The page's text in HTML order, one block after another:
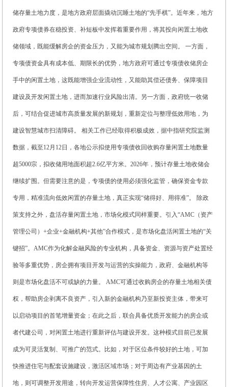
储存量土地力度，是地方政府层面撬动沉睡土地的“先手棋”。近年来，地方
政府专项债券在稳投资、补短板中发挥着重要作用，将其投向闲置土地收
储领域，既能缓解房企的资金压力，又能为城市规划腾出空间。 一方面，
专项债资金具有成本低、期限长的优势，地方政府可通过专项债收储房企
手中的闲置土地，这既能增强企业流动性，又能助其偿还债务、保障项目
建设及开发闲置土地，进而加速行业风险出清。另一方面，政府统一收储
后，可结合促进城市高质量发展的新规划，重新定位与整理低效用地，为
建设智慧城市扫清障碍。 相关工作已经取得积极成效，据中指研究院监测
数据，截至12月12日，各地公示拟使用专项债收回收购存量闲置土地数量
超5000宗，拟收储用地面积超2.6亿平方米。2026年，预计存量土地收储会
继续扩围。但需要注意的是，专项债的使用必须强化监管，确保资金专款
专用，精准流向低效闲置的存量土地，真正实现“储得好、用得准”。 除政
策支持之外，盘活存量闲置土地，市场化模式同样重要。引入“AMC（资产
管理公司）+企业+金融机构+其他”合作模式，是市场化盘活闲置土地的“关
键招”。AMC作为化解金融风险的专业机构，具备资金、资源与资产处置经
验等多重优势，房企拥有项目开发与运营的实操能力，政府、金融机构等
则是市场化盘活不可或缺的力量。 AMC可通过收购房企的存量土地相关债
权，帮助房企剥离不良资产，引入新的金融机构乃至新投资主体，带来可
以启动项目的首笔增量资金；在此之后，联合具备优质开发能力的房企或
者代建公司，对闲置土地进行重新评估与建设开发。这种模式目前已发展
成为可灵活复制、可推广的范式。比如，对于区位条件较好的土地，可加
快推进住宅与配套设施建设，激活区域市场；对于周边有产业基因的土
地，则可调整开发用途，转向开发运营保障性住房、人才公寓、产业园区